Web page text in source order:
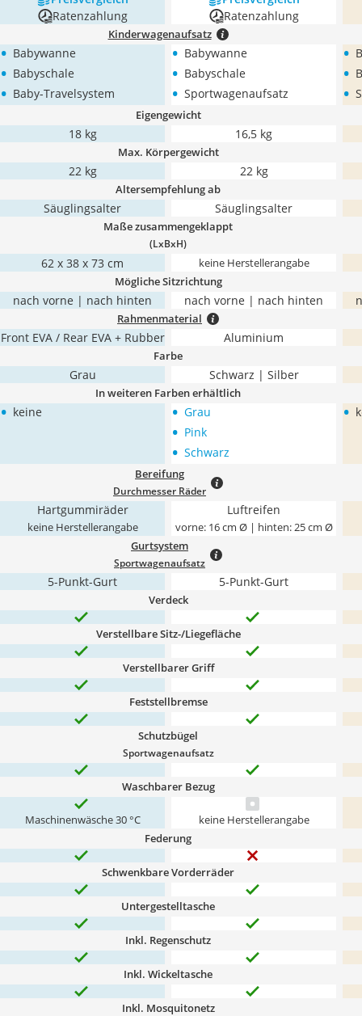
Ratenzahlung
Ratenzahlung
Kinderwagenaufsatz
• Babywanne
• Babyschale
• Baby-Travelsystem
• Babywanne
• Babyschale
• Sportwagenaufsatz
•
•
•
Eigengewicht
18 kg 16,5 kg
Max. Körpergewicht
22 kg 22 kg
Altersempfehlung ab
Säuglingsalter Säuglingsalter
Maße zusammengeklappt
(LxBxH)
‎62 x 38 x 73 cm keine Herstellerangabe
Mögliche Sitzrichtung
nach vorne | nach hinten nach vorne | nach hinten
Rahmenmaterial
Front EVA / Rear EVA + Rubber Aluminium
Farbe
Grau Schwarz | Silber
In weiteren Farben erhältlich
• keine • Grau
• Pink
• Schwarz
•
Bereifung
Durchmesser Räder
Hartgummiräder
keine Herstellerangabe
Luftreifen
vorne: 16 cm Ø | hinten: 25 cm Ø
Gurtsystem
Sportwagenaufsatz
5-Punkt-Gurt 5-Punkt-Gurt
Verdeck
Verstellbare Sitz-/Liegefläche
Verstellbarer Griff
Feststellbremse
Schutzbügel
Sportwagenaufsatz
Waschbarer Bezug
Maschinenwäsche 30 °C keine Herstellerangabe
Federung
Schwenkbare Vorderräder
Untergestelltasche
Inkl. Regenschutz
Inkl. Wickeltasche
Inkl. Mosquitonetz